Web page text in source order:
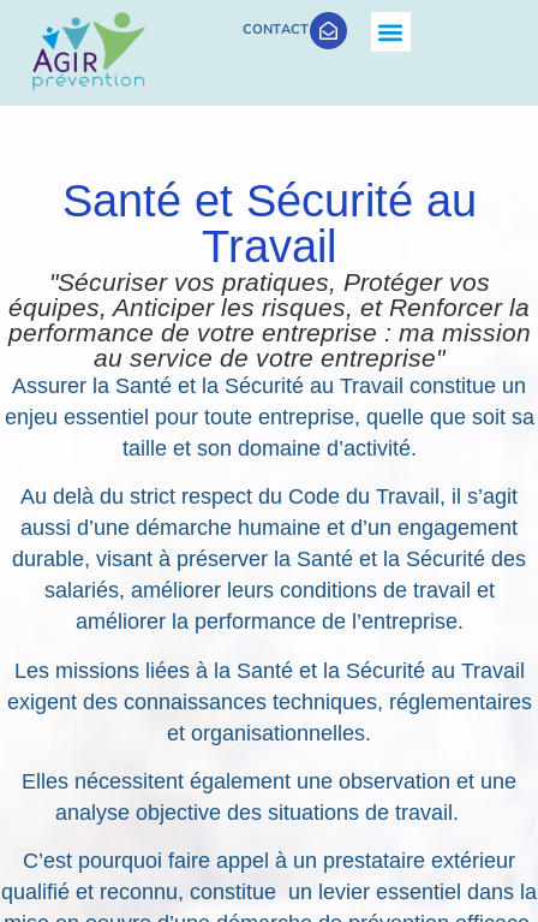
CONTACT
Santé et Sécurité au
Travail
"Sécuriser vos pratiques, Protéger vos
équipes, Anticiper les risques, et Renforcer la
performance de votre entreprise : ma mission
au service de votre entreprise"
Assurer la Santé et la Sécurité au Travail constitue un
enjeu essentiel pour toute entreprise, quelle que soit sa
taille et son domaine d’activité.
Au delà du strict respect du Code du Travail, il s’agit
aussi d’une démarche humaine et d’un engagement
durable, visant à préserver la Santé et la Sécurité des
salariés, améliorer leurs conditions de travail et
améliorer la performance de l’entreprise.
Les missions liées à la Santé et la Sécurité au Travail
exigent des connaissances techniques, réglementaires
et organisationnelles.
Elles nécessitent également une observation et une
analyse objective des situations de travail.
C’est pourquoi faire appel à un prestataire extérieur
qualifié et reconnu, constitue un levier essentiel dans la